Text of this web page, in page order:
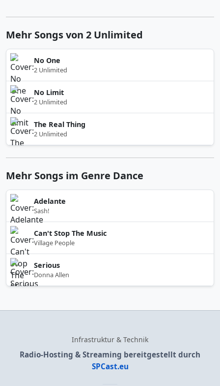
Mehr Songs von 2 Unlimited
No One
2 Unlimited
No Limit
2 Unlimited
The Real Thing
2 Unlimited
Mehr Songs im Genre Dance
Adelante
Sash!
Can't Stop The Music
Village People
Serious
Donna Allen
Infrastruktur & Technik
Radio-Hosting & Streaming bereitgestellt durch
SPCast.eu